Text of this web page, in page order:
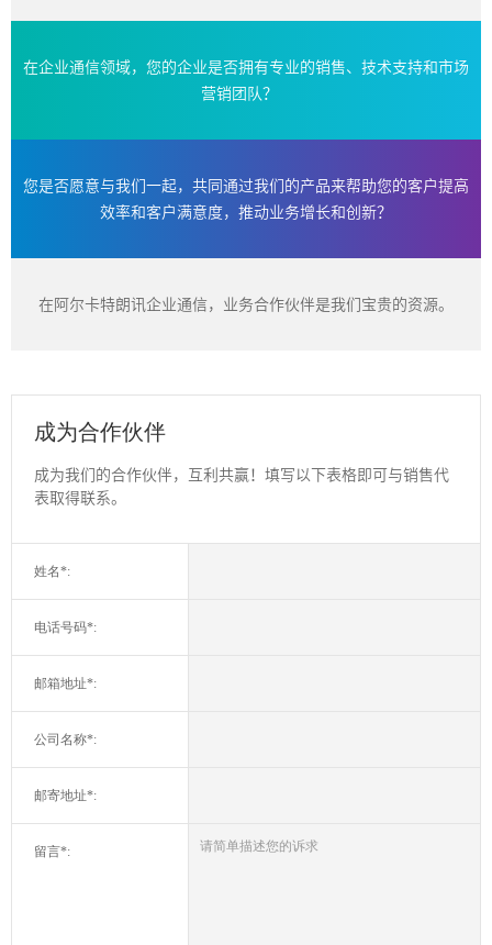
在企业通信领域，您的企业是否拥有专业的销售、技术支持和市场
营销团队？
您是否愿意与我们一起，共同通过我们的产品来帮助您的客户提高
效率和客户满意度，推动业务增长和创新？
在阿尔卡特朗讯企业通信，业务合作伙伴是我们宝贵的资源。
成为合作伙伴
成为我们的合作伙伴，互利共赢！填写以下表格即可与销售代
表取得联系。
姓名*:
电话号码*:
邮箱地址*:
公司名称*:
邮寄地址*:
留言*: